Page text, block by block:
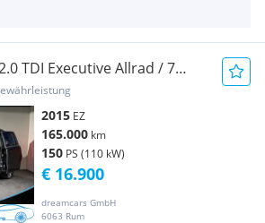
TDI Executive Allrad / 7
2015 EZ
165.000 km
150 PS (110 kW)
dreamcars GmbH
6063 Rum
€ 16.900